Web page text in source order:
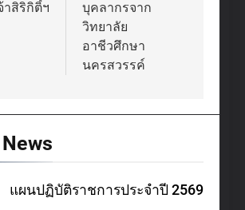
าสิริกิติ์ฯ
บุคลากรจาก
วิทยาลัย
อาชีวศึกษา
นครสวรรค์
แผนปฏิบัติราชการประจำปี 2569